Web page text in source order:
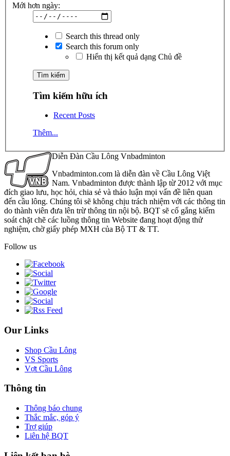
Mới hơn ngày:
Search this thread only
Search this forum only
Hiển thị kết quả dạng Chủ đề
Tìm kiếm hữu ích
Recent Posts
Thêm...
Diễn Đàn Cầu Lông Vnbadminton
Vnbadminton.com là diễn đàn về Cầu Lông Việt
Nam. Vnbadminton được thành lập từ 2012 với mục
đích giao lưu, học hỏi, chia sẻ và thảo luận mọi vấn đề liên quan
đến cầu lông. Chúng tôi sẽ không chịu trách nhiệm với các thông tin
do thành viên đưa lên trừ thông tin nội bộ. BQT sẽ cố gắng kiểm
soát chặt chẽ các luồng thông tin Website đang hoạt động thử
nghiệm, chờ giấy phép MXH của Bộ TT & TT.
Follow us
Our Links
Shop Cầu Lông
VS Sports
Vợt Cầu Lông
Thông tin
Thông báo chung
Thắc mắc, góp ý
Trợ giúp
Liên hệ BQT